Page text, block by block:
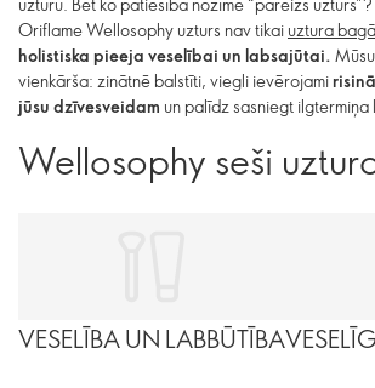
Oriflame Wellosophy uzturs nav tikai uztura
holistiska pieeja veselībai un labsajūtai.
vienkārša: zinātnē balstīti, viegli ievērojami
jūsu dzīvesveidam un palīdz sasniegt ilgtermiņa
Wellosophy seši
VESELĪBA UN LABBŪTĪBA